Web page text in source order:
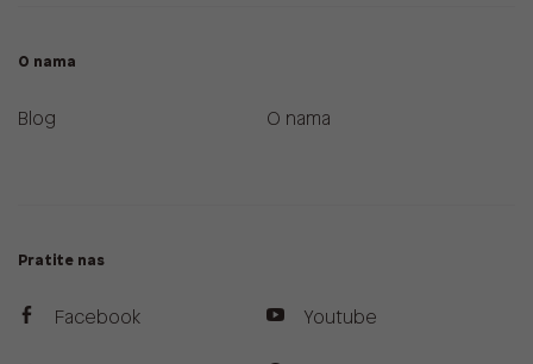
O nama
Blog O nama
Pratite nas
Facebook Youtube